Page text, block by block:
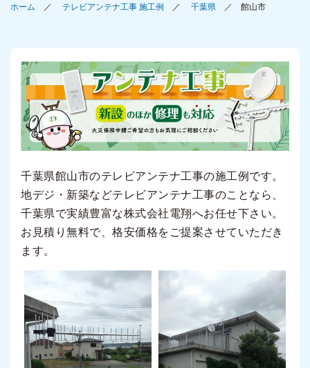
ホーム テレビアンテナ工事 施工例 千葉県 館山市
千葉県館山市のテレビアンテナ工事の施工例です。
地デジ・新築などテレビアンテナ工事のことなら、
千葉県で実績豊富な株式会社電翔へお任せ下さい。
お見積り無料で、格安価格をご提案させていただき
ます。